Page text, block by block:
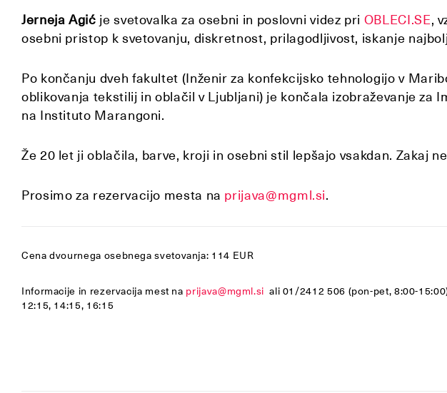
Jerneja Agić je svetovalka za osebni in poslovni videz pri OBLECI.SE,
osebni pristop k svetovanju, diskretnost, prilagodljivost, iskanje
Po končanju dveh fakultet (Inženir za konfekcijsko tehnologijo v
oblikovanja tekstilij in oblačil v Ljubljani) je končala izobraževanje za
na Instituto Marangoni.
Že 20 let ji oblačila, barve, kroji in osebni stil lepšajo vsakdan. Zakaj
Prosimo za rezervacijo mesta na prijava@mgml.si.
Cena dvournega osebnega svetovanja: 114 EUR
Informacije in rezervacija mest na prijava@mgml.si ali 01/2412 506 (pon-pet, 8:00-
12:15, 14:15, 16:15